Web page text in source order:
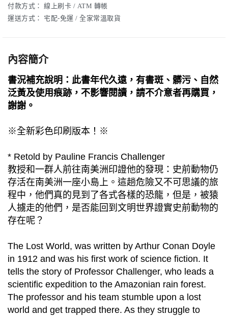
付款方式： 線上刷卡 / ATM 轉帳
運送方式：
宅配-免運 / 全家常溫取貨
內容簡介
書況補充說明：此書年代久遠，有書斑、髒污、自然
泛黃及使用痕跡，不影響閱讀，請不介意者再購買，
謝謝。
※全新彩色印刷版本！※
* Retold by Pauline Francis Challenger
教授和一群人前往南美洲印證他的發現：史前動物仍
存活在南美洲一座小島上。這趟危險又不可思議的旅
程中，他們真的見到了各式各樣的恐龍，但是，被猿
人擄走的他們，是否能回到文明世界證實史前動物的
存在呢？
The Lost World, was written by Arthur Conan Doyle
in 1912 and was his first work of science fiction. It
tells the story of Professor Challenger, who leads a
scientific expedition to the Amazonian rain forest.
The professor and his team stumble upon a lost
world and get trapped there. As they struggle to